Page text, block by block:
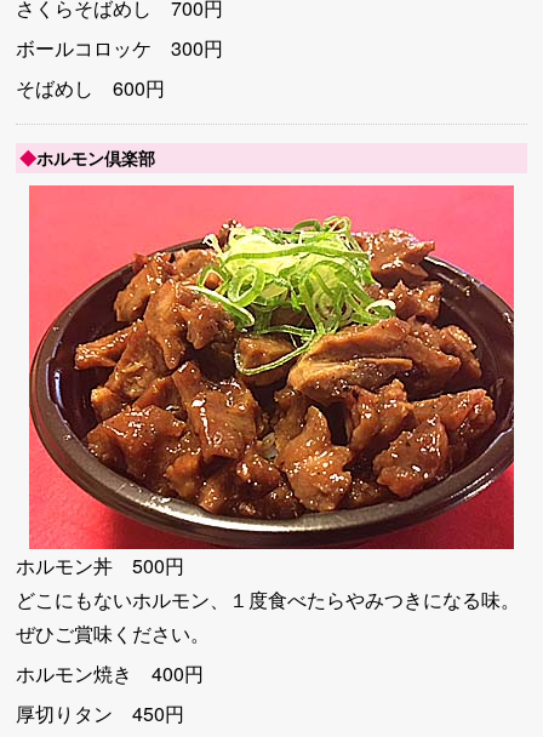
さくらそばめし 700円
ボールコロッケ 300円
そばめし 600円
◆ホルモン倶楽部
ホルモン丼 500円
どこにもないホルモン、１度食べたらやみつきになる味。
ぜひご賞味ください。
ホルモン焼き 400円
厚切りタン 450円